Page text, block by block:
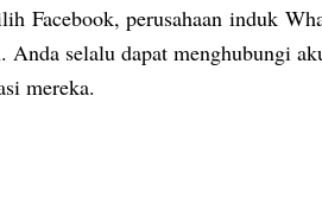
Facebook, perusahaan induk
Anda selalu dapat menghubungi
mereka.